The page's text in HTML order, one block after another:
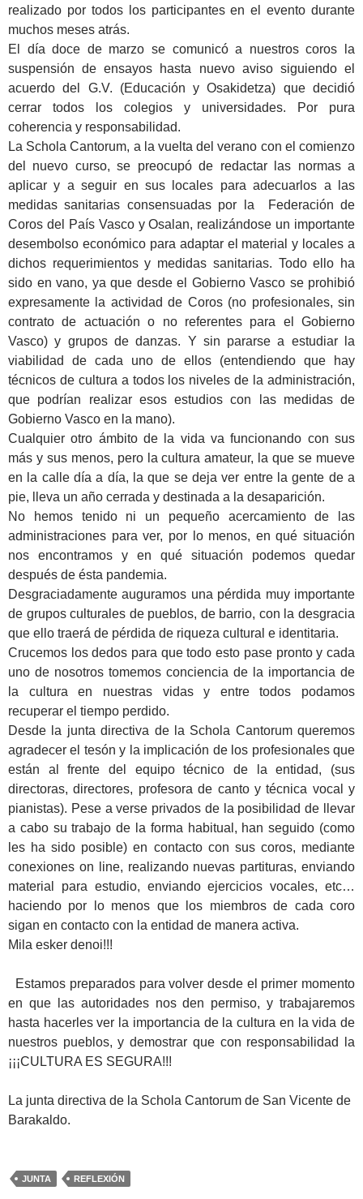
realizado por todos los participantes en el evento durante
muchos meses atrás.
El día doce de marzo se comunicó a nuestros coros la
suspensión de ensayos hasta nuevo aviso siguiendo el
acuerdo del G.V. (Educación y Osakidetza) que decidió
cerrar todos los colegios y universidades. Por pura
coherencia y responsabilidad.
La Schola Cantorum, a la vuelta del verano con el comienzo
del nuevo curso, se preocupó de redactar las normas a
aplicar y a seguir en sus locales para adecuarlos a las
medidas sanitarias consensuadas por la Federación de
Coros del País Vasco y Osalan, realizándose un importante
desembolso económico para adaptar el material y locales a
dichos requerimientos y medidas sanitarias. Todo ello ha
sido en vano, ya que desde el Gobierno Vasco se prohibió
expresamente la actividad de Coros (no profesionales, sin
contrato de actuación o no referentes para el Gobierno
Vasco) y grupos de danzas. Y sin pararse a estudiar la
viabilidad de cada uno de ellos (entendiendo que hay
técnicos de cultura a todos los niveles de la administración,
que podrían realizar esos estudios con las medidas de
Gobierno Vasco en la mano).
Cualquier otro ámbito de la vida va funcionando con sus
más y sus menos, pero la cultura amateur, la que se mueve
en la calle día a día, la que se deja ver entre la gente de a
pie, lleva un año cerrada y destinada a la desaparición.
No hemos tenido ni un pequeño acercamiento de las
administraciones para ver, por lo menos, en qué situación
nos encontramos y en qué situación podemos quedar
después de ésta pandemia.
Desgraciadamente auguramos una pérdida muy importante
de grupos culturales de pueblos, de barrio, con la desgracia
que ello traerá de pérdida de riqueza cultural e identitaria.
Crucemos los dedos para que todo esto pase pronto y cada
uno de nosotros tomemos conciencia de la importancia de
la cultura en nuestras vidas y entre todos podamos
recuperar el tiempo perdido.
Desde la junta directiva de la Schola Cantorum queremos
agradecer el tesón y la implicación de los profesionales que
están al frente del equipo técnico de la entidad, (sus
directoras, directores, profesora de canto y técnica vocal y
pianistas). Pese a verse privados de la posibilidad de llevar
a cabo su trabajo de la forma habitual, han seguido (como
les ha sido posible) en contacto con sus coros, mediante
conexiones on line, realizando nuevas partituras, enviando
material para estudio, enviando ejercicios vocales, etc…
haciendo por lo menos que los miembros de cada coro
sigan en contacto con la entidad de manera activa.
Mila esker denoi!!!
Estamos preparados para volver desde el primer momento
en que las autoridades nos den permiso, y trabajaremos
hasta hacerles ver la importancia de la cultura en la vida de
nuestros pueblos, y demostrar que con responsabilidad la
¡¡¡CULTURA ES SEGURA!!!
La junta directiva de la Schola Cantorum de San Vicente de
Barakaldo.
JUNTA REFLEXIÓN